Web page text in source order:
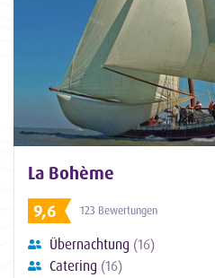
La Bohème
9,6
123 Bewertungen
Übernachtung (16)
Catering (16)